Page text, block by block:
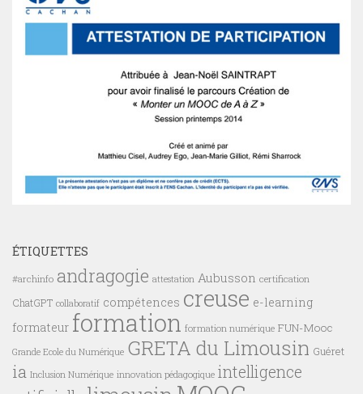
ÉTIQUETTES
#archinfo andragogie attestation Aubusson certification
ChatGPT collaboratif compétences creuse e-learning
formateur formation formation numérique FUN-Mooc
Grande Ecole du Numérique GRETA du Limousin Guéret
ia Inclusion Numérique innovation pédagogique intelligence